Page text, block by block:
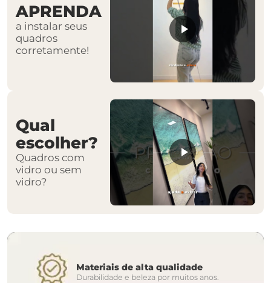
APRENDA
a instalar seus
quadros
corretamente!
Qual
escolher?
Quadros com
vidro ou sem
vidro?
Materiais de alta qualidade
Durabilidade e beleza por muitos anos.